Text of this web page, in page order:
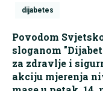
dijabetes
Povodom
sloganom
za zdravlje i
akciju mjerenja